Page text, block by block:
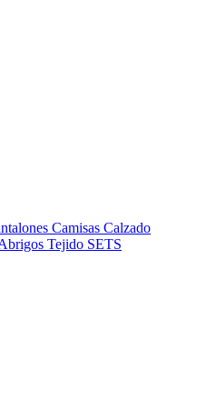
Camisas Calzado
Tejido SETS